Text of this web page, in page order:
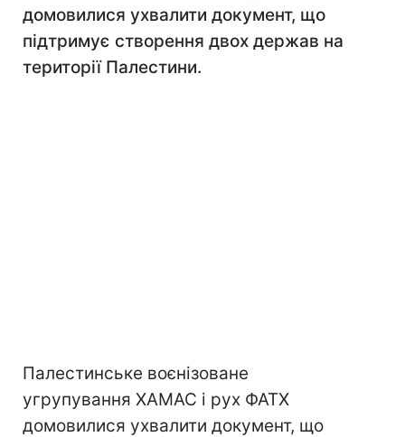
домовилися ухвалити документ, що
підтримує створення двох держав на
території Палестини.
Палестинське воєнізоване
угрупування ХАМАС і рух ФАТХ
домовилися ухвалити документ, що